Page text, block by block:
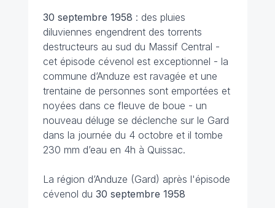
30 septembre 1958 : des pluies
diluviennes engendrent des torrents
destructeurs au sud du Massif Central -
cet épisode cévenol est exceptionnel - la
commune d’Anduze est ravagée et une
trentaine de personnes sont emportées et
noyées dans ce fleuve de boue - un
nouveau déluge se déclenche sur le Gard
dans la journée du 4 octobre et il tombe
230 mm d’eau en 4h à Quissac.
La région d’Anduze (Gard) après l'épisode
cévenol du 30 septembre 1958